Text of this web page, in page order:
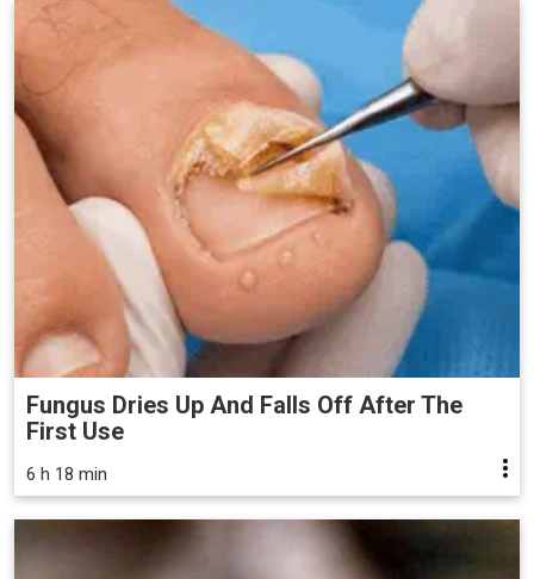
Fungus Dries Up And Falls Off After The
First Use
6 h 18 min